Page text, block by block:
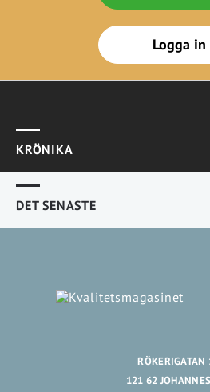
Logga in
KRÖNIKA
DET SENASTE
RÖKERIGATAN
121 62